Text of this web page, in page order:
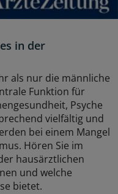
in der
als nur die männliche
Funktion für
Psyche
vielfältig und
bei einem Mangel
Hören Sie im
hausärztlichen
und welche
bietet.